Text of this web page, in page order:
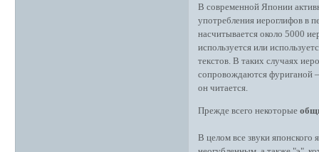
В современной Японии
употребления иероглифов в
насчитывается около 5000
используется или
текстов. В таких случаях
сопровождаются фуриганой
он читается.
Прежде всего некоторые
В целом все звуки японского